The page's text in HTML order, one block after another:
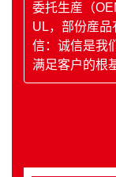
委托生産（
UL，部份産
信：诚信是我
满足客户的根